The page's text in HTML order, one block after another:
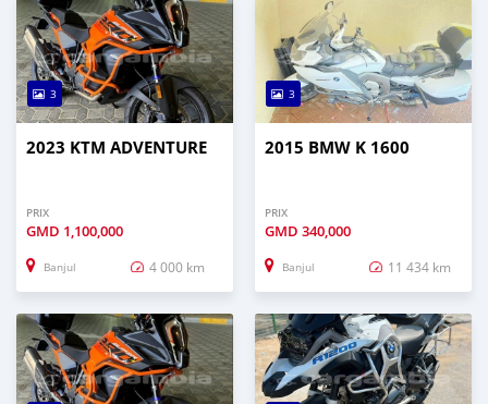
3
2023 KTM ADVENTURE
PRIX
GMD 1,100,000
Banjul 4 000 km
3
2015 BMW K 1600
PRIX
GMD 340,000
Banjul 11 434 km